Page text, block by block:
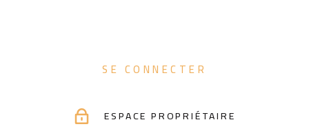
SE CONNECTER
ESPACE PROPRIÉTAIRE